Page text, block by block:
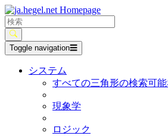
Toggle navigation☰
システム
すべての三角形の検索可能
現象学
ロジック